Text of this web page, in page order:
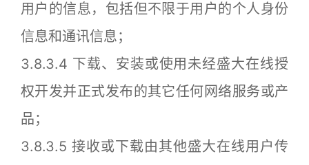
用户的信息，包括但不限于用户的个人身份
信息和通讯信息；
3.8.3.4 下载、安装或使用未经盛大在线授
权开发并正式发布的其它任何网络服务或产
品；
3.8.3.5 接收或下载由其他盛大在线用户传